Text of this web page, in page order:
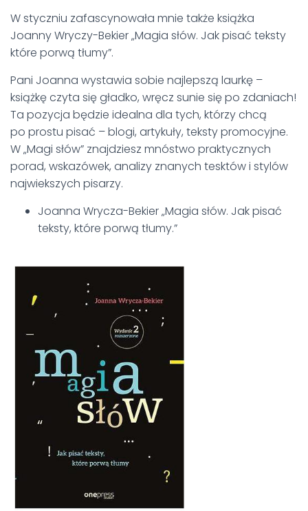
W styczniu zafascynowała mnie także książka
Joanny Wryczy-Bekier „Magia słów. Jak pisać teksty
które porwą tłumy”.
Pani Joanna wystawia sobie najlepszą laurkę –
książkę czyta się gładko, wręcz sunie się po zdaniach!
Ta pozycja będzie idealna dla tych, którzy chcą
po prostu pisać – blogi, artykuły, teksty promocyjne.
W „Magi słów” znajdziesz mnóstwo praktycznych
porad, wskazówek, analizy znanych tesktów i stylów
najwiekszych pisarzy.
Joanna Wrycza-Bekier „Magia słów. Jak pisać
teksty, które porwą tłumy.”